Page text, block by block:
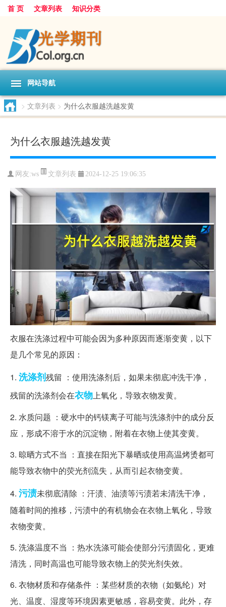
首 页 文章列表 知识分类
网站导航
> 文章列表 > 为什么衣服越洗越发黄
为什么衣服越洗越发黄
网友:ws 文章列表 2024-12-25 19:06:35
衣服在洗涤过程中可能会因为多种原因而逐渐变黄，以下
是几个常见的原因：
1. 洗涤剂残留 ：使用洗涤剂后，如果未彻底冲洗干净，
残留的洗涤剂会在衣物上氧化，导致衣物发黄。
2. 水质问题 ：硬水中的钙镁离子可能与洗涤剂中的成分反
应，形成不溶于水的沉淀物，附着在衣物上使其变黄。
3. 晾晒方式不当 ：直接在阳光下暴晒或使用高温烤烫都可
能导致衣物中的荧光剂流失，从而引起衣物变黄。
4. 污渍未彻底清除 ：汗渍、油渍等污渍若未清洗干净，
随着时间的推移，污渍中的有机物会在衣物上氧化，导致
衣物变黄。
5. 洗涤温度不当 ：热水洗涤可能会使部分污渍固化，更难
清洗，同时高温也可能导致衣物上的荧光剂失效。
6. 衣物材质和存储条件 ：某些材质的衣物（如氨纶）对
光、温度、湿度等环境因素更敏感，容易变黄。此外，存